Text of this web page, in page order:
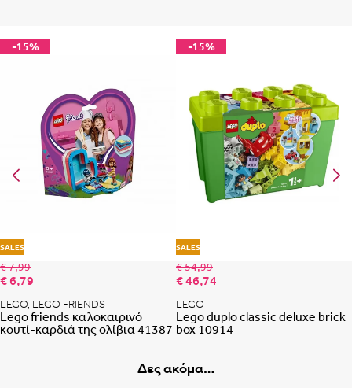
-15%
SALES Προσθήκη στη λίστα αγαπημένων
€ 7,99
€ 6,79
LEGO, LEGO FRIENDS
Lego friends καλοκαιρινό
κουτί-καρδιά της ολίβια 41387
-15%
SALES
€ 54,99
€ 46,74
LEGO
Lego duplo classic deluxe brick
box 10914
Δες ακόμα…
Albania Armenia